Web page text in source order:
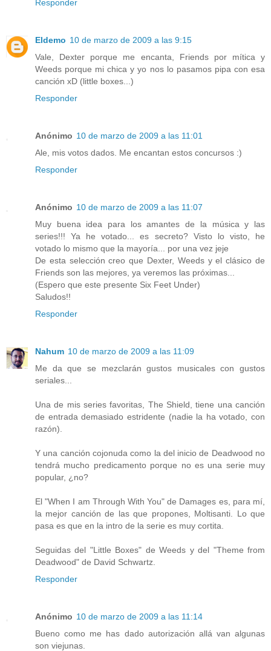
Responder
Eldemo 10 de marzo de 2009 a las 9:15
Vale, Dexter porque me encanta, Friends por mítica y
Weeds porque mi chica y yo nos lo pasamos pipa con esa
canción xD (little boxes...)
Responder
Anónimo 10 de marzo de 2009 a las 11:01
Ale, mis votos dados. Me encantan estos concursos :)
Responder
Anónimo 10 de marzo de 2009 a las 11:07
Muy buena idea para los amantes de la música y las
series!!! Ya he votado... es secreto? Visto lo visto, he
votado lo mismo que la mayoría... por una vez jeje
De esta selección creo que Dexter, Weeds y el clásico de
Friends son las mejores, ya veremos las próximas...
(Espero que este presente Six Feet Under)
Saludos!!
Responder
Nahum 10 de marzo de 2009 a las 11:09
Me da que se mezclarán gustos musicales con gustos
seriales...
Una de mis series favoritas, The Shield, tiene una canción
de entrada demasiado estridente (nadie la ha votado, con
razón).
Y una canción cojonuda como la del inicio de Deadwood no
tendrá mucho predicamento porque no es una serie muy
popular, ¿no?
El "When I am Through With You" de Damages es, para mí,
la mejor canción de las que propones, Moltisanti. Lo que
pasa es que en la intro de la serie es muy cortita.
Seguidas del "Little Boxes" de Weeds y del "Theme from
Deadwood" de David Schwartz.
Responder
Anónimo 10 de marzo de 2009 a las 11:14
Bueno como me has dado autorización allá van algunas
son viejunas.